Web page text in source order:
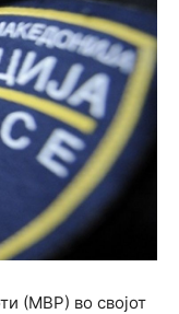
(МВР) во својот